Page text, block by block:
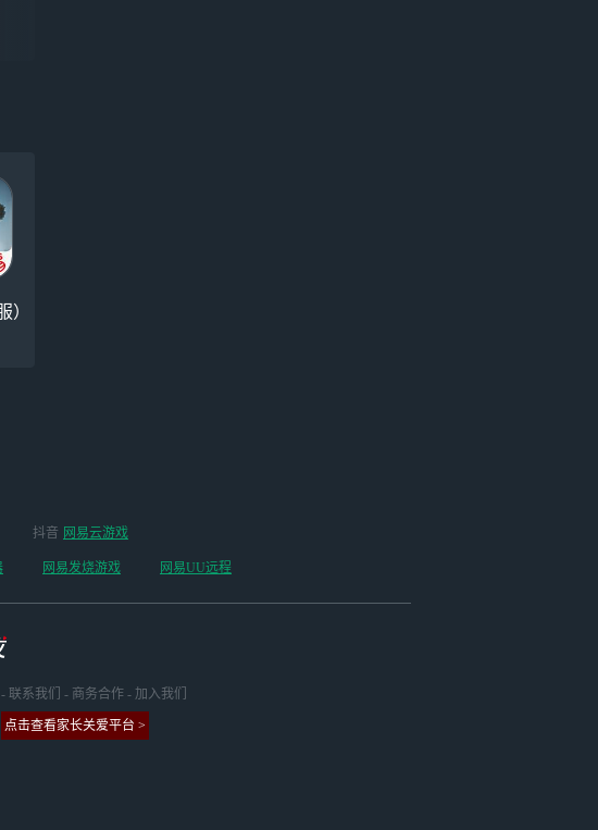
）
抖音 网易云游戏
网易发烧游戏 网易UU远程
- 联系我们 - 商务合作 - 加入我们
点击查看家长关爱平台 >